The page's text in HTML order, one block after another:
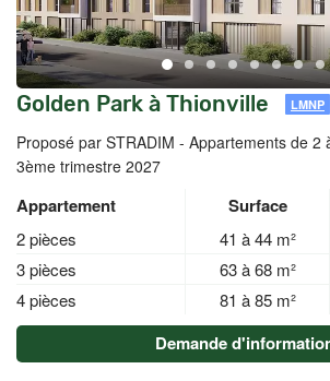
Golden Park à Thionville LMNP
Proposé par STRADIM - Appartements de 2
3ème trimestre 2027
Appartement Surface
2 pièces 41 à 44 m²
3 pièces 63 à 68 m²
4 pièces 81 à 85 m²
Demande